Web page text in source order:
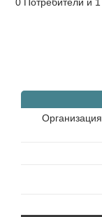
0 Потребители и 1